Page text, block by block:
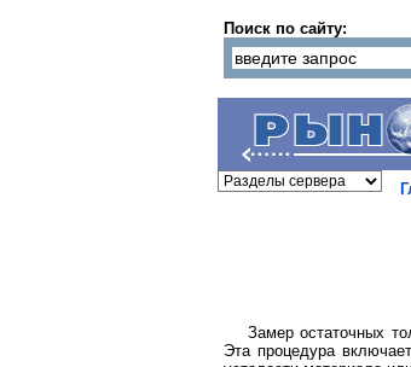
Поиск по сайту:
Замер остаточных
Эта процедура